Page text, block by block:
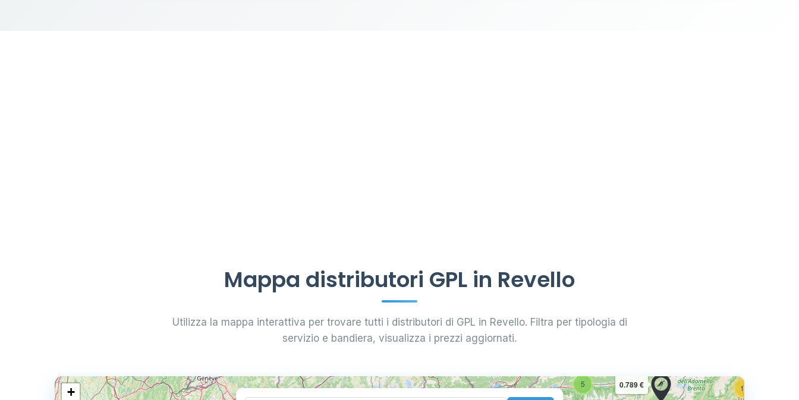
Mappa distributori GPL in Revello
Utilizza la mappa interattiva per trovare tutti i distributori di GPL in Revello. Filtra per tipologia di
servizio e bandiera, visualizza i prezzi aggiornati.
16
5 0.789 €
+